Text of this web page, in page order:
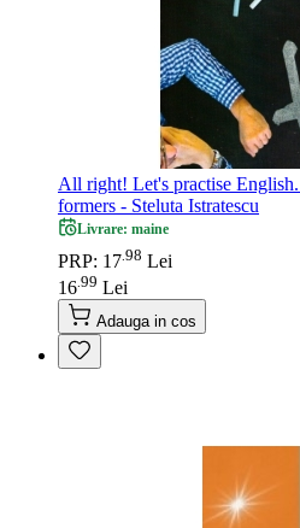
All right! Let's practise
formers - Steluta Istratescu
Livrare: maine
PRP: 17 98 Lei
16 99 Lei
Adauga in cos